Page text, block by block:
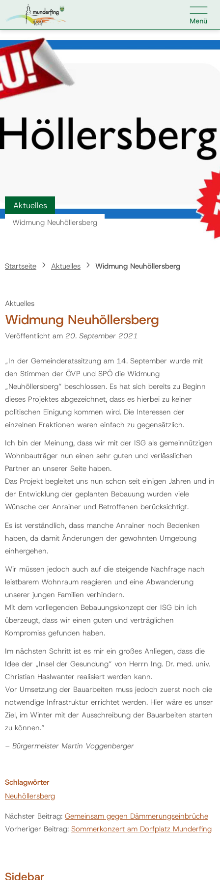
Kontakt 
Suche nach:
Home
Kundenservice
Jobs
Kontakt
Aktuelles
Widmung Neuhöllersberg
Startseite Aktuelles Widmung Neuhöllersberg
Aktuelles
Widmung Neuhöllersberg
Veröffentlicht am 20. September 2021
„In der Gemeinderatssitzung am 14. September wurde mit
den Stimmen der ÖVP und SPÖ die Widmung
„Neuhöllersberg“ beschlossen. Es hat sich bereits zu Beginn
dieses Projektes abgezeichnet, dass es hierbei zu keiner
politischen Einigung kommen wird. Die Interessen der
einzelnen Fraktionen waren einfach zu gegensätzlich.
Ich bin der Meinung, dass wir mit der ISG als gemeinnützigen
Wohnbauträger nun einen sehr guten und verlässlichen
Partner an unserer Seite haben.
Das Projekt begleitet uns nun schon seit einigen Jahren und in
der Entwicklung der geplanten Bebauung wurden viele
Wünsche der Anrainer und Betroffenen berücksichtigt.
Es ist verständlich, dass manche Anrainer noch Bedenken
haben, da damit Änderungen der gewohnten Umgebung
einhergehen.
Wir müssen jedoch auch auf die steigende Nachfrage nach
leistbarem Wohnraum reagieren und eine Abwanderung
unserer jungen Familien verhindern.
Mit dem vorliegenden Bebauungskonzept der ISG bin ich
überzeugt, dass wir einen guten und verträglichen
Kompromiss gefunden haben.
Im nächsten Schritt ist es mir ein großes Anliegen, dass die
Idee der „Insel der Gesundung“ von Herrn Ing. Dr. med. univ.
Christian Haslwanter realisiert werden kann.
Vor Umsetzung der Bauarbeiten muss jedoch zuerst noch die
notwendige Infrastruktur errichtet werden. Hier wäre es unser
Ziel, im Winter mit der Ausschreibung der Bauarbeiten starten
zu können.“
– Bürgermeister Martin Voggenberger
Schlagwörter
Neuhöllersberg
Nächster Beitrag: Gemeinsam gegen Dämmerungseinbrüche
Vorheriger Beitrag: Sommerkonzert am Dorfplatz Munderfing
Sidebar